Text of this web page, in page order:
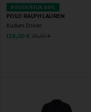
SOODUSTUS 40%
POLO RALPH LAUREN
Kudum Driver
Discounted Price
129,00 € Original Price
215,00 €